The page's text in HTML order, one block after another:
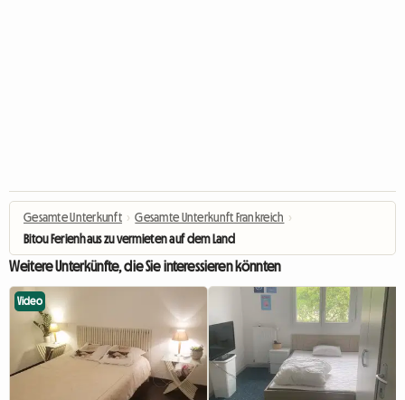
Gesamte Unterkunft › Gesamte Unterkunft Frankreich ›
Bitou Ferienhaus zu vermieten auf dem Land
Weitere Unterkünfte, die Sie interessieren könnten
Video